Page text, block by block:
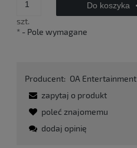
szt.
Do koszyka
* - Pole wymagane
Producent: OA Entertainment
zapytaj o produkt
poleć znajomemu
dodaj opinię